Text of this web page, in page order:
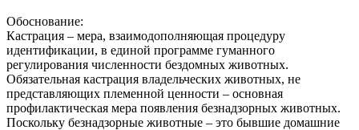
Обоснование:
Кастрация – мера, взаимодополняющая процедуру
идентификации, в единой программе гуманного
регулирования численности бездомных животных.
Обязательная кастрация владельческих животных, не
представляющих племенной ценности – основная
профилактическая мера появления безнадзорных животных.
Поскольку безнадзорные животные – это бывшие домашние